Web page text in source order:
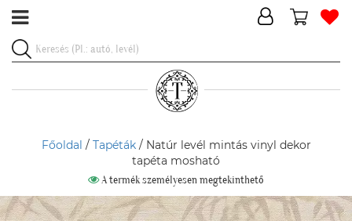
Főoldal / Tapéták/ Natúr levél mintás vinyl dekor
tapéta mosható
A termék személyesen megtekinthető